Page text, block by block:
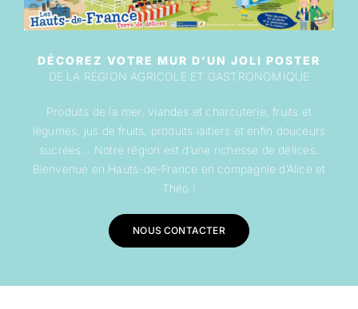
DÉCOREZ VOTRE MUR D’UN JOLI POSTER
DE LA RÉGION AGRICOLE ET GASTRONOMIQUE
Produits de la mer, viandes et charcuterie, fruits et
légumes, jus de fruits, produits laitiers et enfin douceurs
sucrées… Notre région est d’une richesse de délices.
Bienvenue en Hauts-de-France en compagnie d’Alice et
Théo !
NOUS CONTACTER